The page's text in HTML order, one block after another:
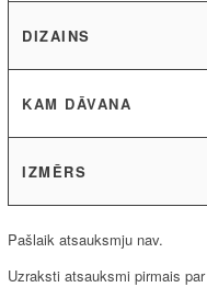
DIZAINS
KAM DĀVANA
IZMĒRS
Pašlaik atsauksmju nav.
Uzraksti atsauksmi pirmais